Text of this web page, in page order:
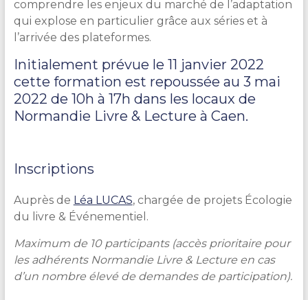
comprendre les enjeux du marché de l’adaptation
qui explose en particulier grâce aux séries et à
l’arrivée des plateformes.
Initialement prévue le 11 janvier 2022
cette formation est repoussée au 3 mai
2022 de 10h à 17h dans les locaux de
Normandie Livre & Lecture à Caen.
Inscriptions
Auprès de Léa LUCAS, chargée de projets Écologie
du livre & Événementiel.
Maximum de 10 participants (accès prioritaire pour
les adhérents Normandie Livre & Lecture en cas
d’un nombre élevé de demandes de participation).